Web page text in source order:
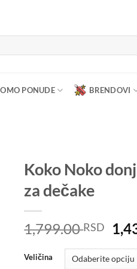
PONUDE BRENDOVI
Koko Noko
za dečake
1,799.00RSD
cena
je
Veličina